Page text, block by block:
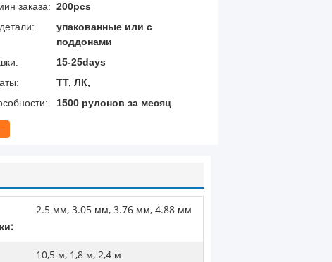
заказа: 200pcs
упакованные или с
поддонами
15-25days
ТТ, ЛК,
1500 рулонов за месяц
2.5 мм, 3.05 мм, 3.76 мм, 4.88 мм
10,5 м, 1,8 м, 2,4 м